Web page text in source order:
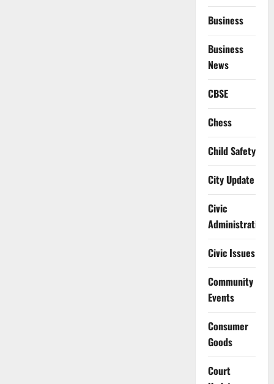
Business
Business
News
CBSE
Chess
Child Safety
City Update
Civic
Administration
Civic Issues
Community
Events
Consumer
Goods
Court